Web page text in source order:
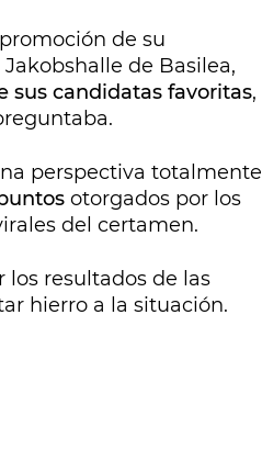
de su
de Basilea,
sus candidatas favoritas,
perspectiva totalmente
otorgados por los
del certamen.
los resultados de las
hierro a la situación.